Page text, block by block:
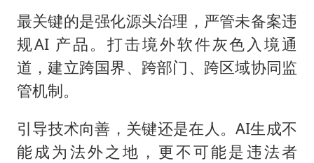
最关键的是强化源头治理，严管未备案违
规AI 产品。打击境外软件灰色入境通
道，建立跨国界、跨部门、跨区域协同监
管机制。
引导技术向善，关键还是在人。AI生成不
能成为法外之地，更不可能是违法者